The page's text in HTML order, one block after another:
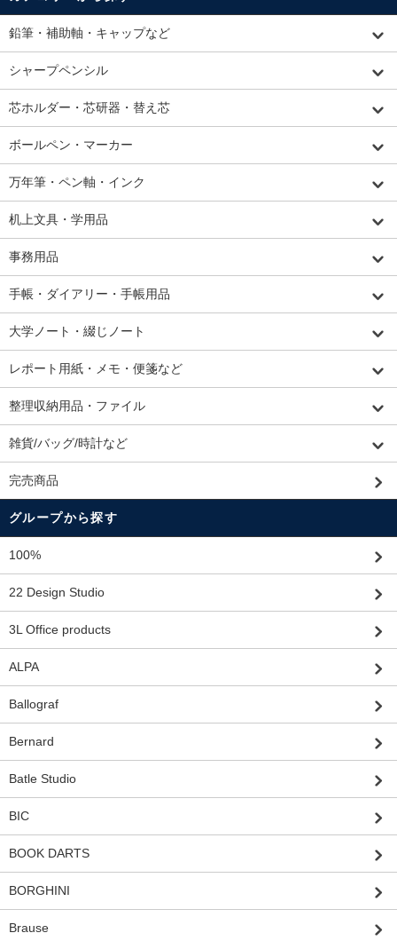
鉛筆・補助軸・キャップなど
シャープペンシル
芯ホルダー・芯研器・替え芯
ボールペン・マーカー
万年筆・ペン軸・インク
机上文具・学用品
事務用品
手帳・ダイアリー・手帳用品
大学ノート・綴じノート
レポート用紙・メモ・便箋など
整理収納用品・ファイル
雑貨/バッグ/時計など
完売商品
グループから探す
100%
22 Design Studio
3L Office products
ALPA
Ballograf
Bernard
Batle Studio
BIC
BOOK DARTS
BORGHINI
Brause